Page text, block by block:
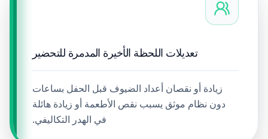
تعديلات اللحظة الأخيرة المدمرة للتحضير
زيادة أو نقصان أعداد الضيوف قبل الحفل بساعات
دون نظام موثق يسبب نقص الأطعمة أو زيادة هائلة
في الهدر التكاليفي.